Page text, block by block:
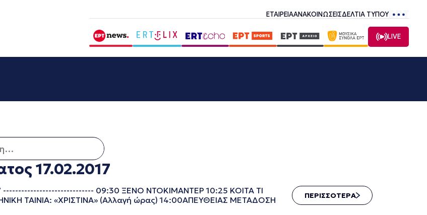
ΕΤΑΙΡΕΙΑΑΝΑΚΟΙΝΩΣΕΙΣΔΕΛΤΙΑ ΤΥΠΟΥ
LIVE
17.02.2017
09:30 ΞΕΝΟ ΝΤΟΚΙΜΑΝΤΕΡ 10:25 ΚΟΙΤΑ ΤΙ
ΤΑΙΝΙΑ: «ΧΡΙΣΤΙΝΑ» (Αλλαγή ώρας) 14:00ΑΠΕΥΘΕΙΑΣ ΜΕΤΑΔΟΣΗ
ΠΕΡΙΣΣΟΤΕΡΑ